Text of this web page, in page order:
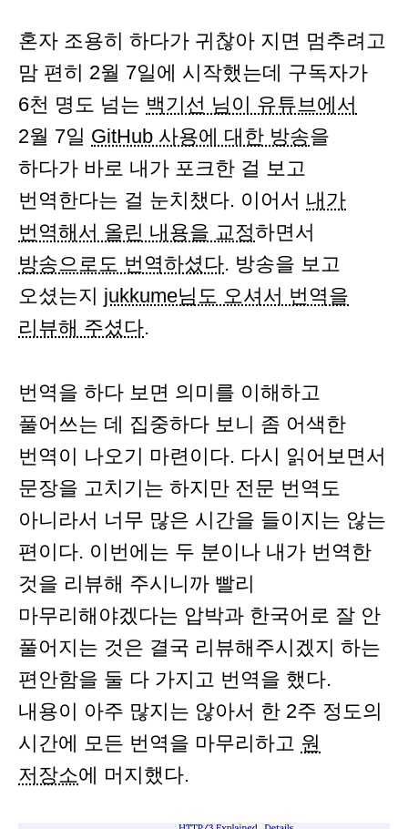
혼자 조용히 하다가 귀찮아 지면 멈추려고
맘 편히 2월 7일에 시작했는데 구독자가
6천 명도 넘는 백기선 님이 유튜브에서
2월 7일 GitHub 사용에 대한 방송을
하다가 바로 내가 포크한 걸 보고
번역한다는 걸 눈치챘다. 이어서 내가
번역해서 올린 내용을 교정하면서
방송으로도 번역하셨다. 방송을 보고
오셨는지 jukkume님도 오셔서 번역을
리뷰해 주셨다.
번역을 하다 보면 의미를 이해하고
풀어쓰는 데 집중하다 보니 좀 어색한
번역이 나오기 마련이다. 다시 읽어보면서
문장을 고치기는 하지만 전문 번역도
아니라서 너무 많은 시간을 들이지는 않는
편이다. 이번에는 두 분이나 내가 번역한
것을 리뷰해 주시니까 빨리
마무리해야겠다는 압박과 한국어로 잘 안
풀어지는 것은 결국 리뷰해주시겠지 하는
편안함을 둘 다 가지고 번역을 했다.
내용이 아주 많지는 않아서 한 2주 정도의
시간에 모든 번역을 마무리하고 원
저장소에 머지했다.